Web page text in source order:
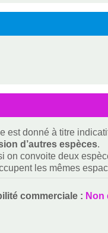
est donné à titre
d’autres espèces.
on convoite deux
les mêmes
commerciale : Non